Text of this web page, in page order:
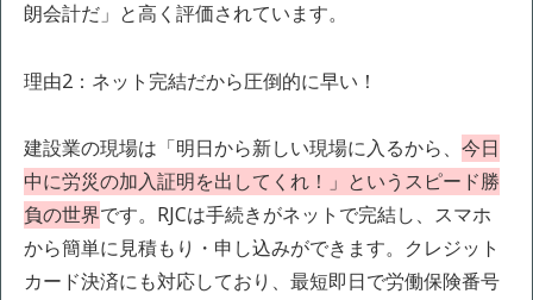
朗会計だ」と高く評価されています。
理由2：ネット完結だから圧倒的に早い！
建設業の現場は「明日から新しい現場に入るから、 今日
中に労災の加入証明を出してくれ！」というスピード勝
負の世界です。RJCは手続きがネットで完結し、スマホ
から簡単に見積もり・申し込みができます。クレジット
カード決済にも対応しており、最短即日で労働保険番号